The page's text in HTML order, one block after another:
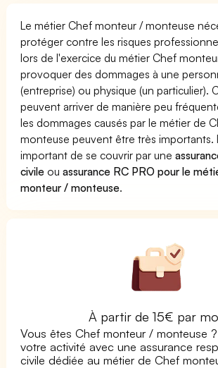
Le métier Chef monteur / monteuse
protéger contre les risques
lors de l'exercice du métier Chef
provoquer des dommages à une
(entreprise) ou physique (un particulier).
peuvent arriver de manière peu
les dommages causés par le métier de
monteuse peuvent être très importants.
important de se couvrir par une
civile ouassurance RC PRO pour le
monteur / monteuse.
À partir de 15€ par
Vous êtes Chef monteur / monteuse
votre activité avec une assurance
civile dédiée au métier de Chef